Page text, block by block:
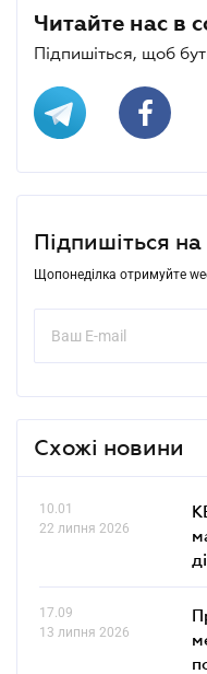
Читайте нас в
Підпишіться, щоб
Підпишіться
Щопонеділка отримуйте
Схожі новини
10.01
22 липня 2026
17.09
13 липня 2026